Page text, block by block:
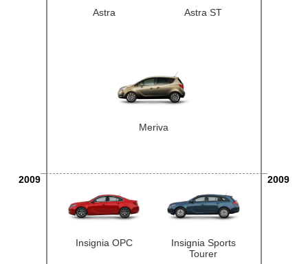
Astra Astra ST
Meriva
2009 2009
Insignia OPC
Insignia Sports
Tourer